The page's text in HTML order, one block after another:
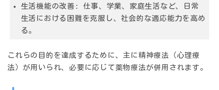
生活機能の改善:
仕事、学業、家庭生活など、日常
生活における困難を克服し、社会的な適応能力を高め
る。
これらの目的を達成するために、主に 精神療法（心理療
法） が用いられ、必要に応じて 薬物療法が併用されます。